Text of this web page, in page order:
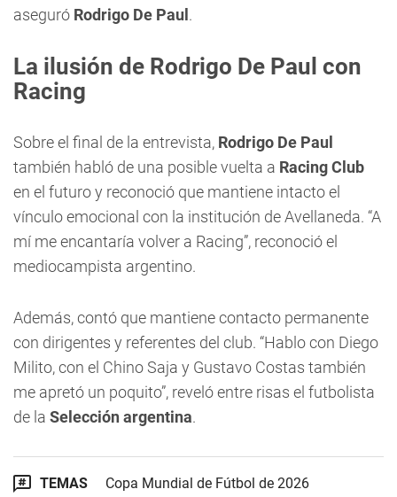
aseguró Rodrigo De Paul .
La ilusión de Rodrigo De Paul con
Racing
Sobre el final de la entrevista, Rodrigo De Paul
también habló de una posible vuelta a Racing Club
en el futuro y reconoció que mantiene intacto el
vínculo emocional con la institución de Avellaneda. “A
mí me encantaría volver a Racing”, reconoció el
mediocampista argentino.
Además, contó que mantiene contacto permanente
con dirigentes y referentes del club. “Hablo con Diego
Milito, con el Chino Saja y Gustavo Costas también
me apretó un poquito”, reveló entre risas el futbolista
de la Selección argentina.
TEMAS
Copa Mundial de Fútbol de 2026